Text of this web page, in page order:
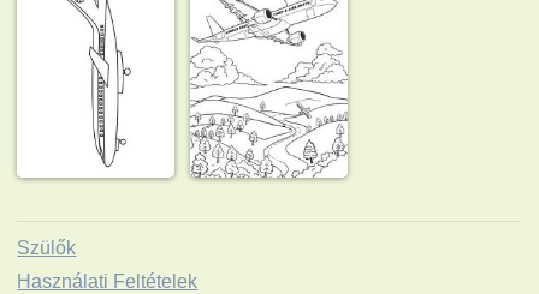
Szülők
Használati Feltételek